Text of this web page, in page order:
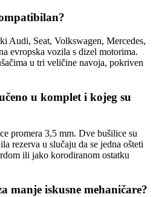
Audi, Seat, Volkswagen, Mercedes,
evropska vozila s dizel motorima.
u tri veličine navoja, pokriven
u komplet i kojeg su
promera 3,5 mm. Dve bušilice su
rezerva u slučaju da se jedna ošteti
ili jako korodiranom ostatku
manje iskusne mehaničare?